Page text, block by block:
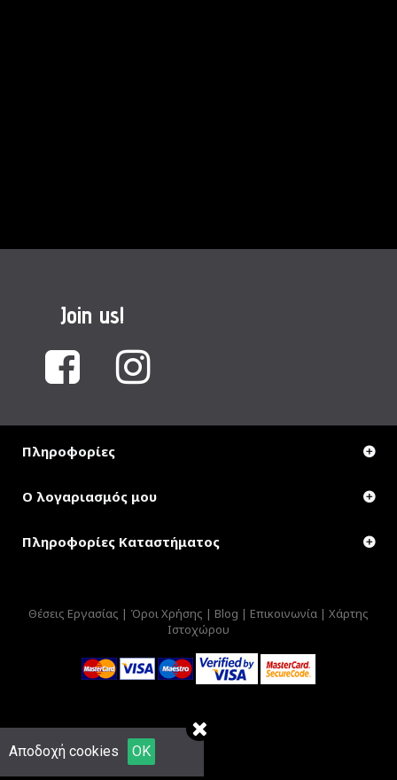
Join us!
Πληροφορίες
Ο λογαριασμός μου
Πληροφορίες Καταστήματος
Αποδοχή cookies OK
Θέσεις Εργασίας | Όροι Χρήσης | Blog | Επικοινωνία | Χάρτης
Ιστοχώρου